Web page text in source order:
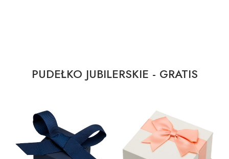
PUDEŁKO JUBILERSKIE - GRATIS